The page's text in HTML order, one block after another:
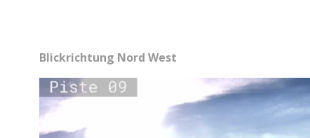
Blickrichtung Nord West